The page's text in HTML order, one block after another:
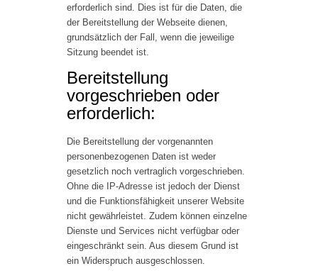
erforderlich sind. Dies ist für die Daten, die
der Bereitstellung der Webseite dienen,
grundsätzlich der Fall, wenn die jeweilige
Sitzung beendet ist.
Bereitstellung
vorgeschrieben oder
erforderlich:
Die Bereitstellung der vorgenannten
personenbezogenen Daten ist weder
gesetzlich noch vertraglich vorgeschrieben.
Ohne die IP-Adresse ist jedoch der Dienst
und die Funktionsfähigkeit unserer Website
nicht gewährleistet. Zudem können einzelne
Dienste und Services nicht verfügbar oder
eingeschränkt sein. Aus diesem Grund ist
ein Widerspruch ausgeschlossen.